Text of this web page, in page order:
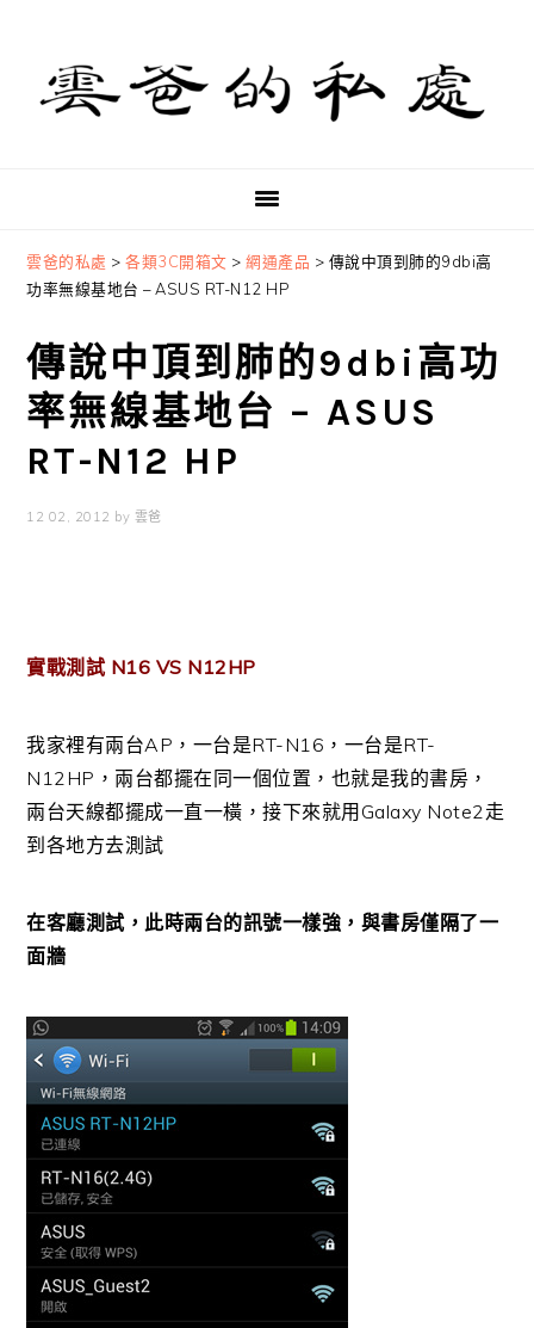
primary
navigation
content
primary
sidebar
雲爸的私處 >各類3C開箱文 >網通產品 > 傳說中頂到肺的9dbi高
功率無線基地台 – ASUS RT-N12 HP
傳說中頂到肺的9dbi高功
率無線基地台 – ASUS
RT-N12 HP
12 02, 2012 by 雲爸
實戰測試 N16 VS N12HP
我家裡有兩台AP，一台是RT-N16，一台是RT-
N12HP，兩台都擺在同一個位置，也就是我的書房，
兩台天線都擺成一直一橫，接下來就用Galaxy Note2走
到各地方去測試
在客廳測試，此時兩台的訊號一樣強，與書房僅隔了一
面牆